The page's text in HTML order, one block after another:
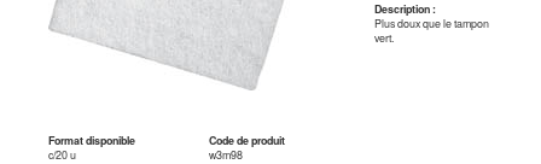
Format disponible
Code de produit
c/20 u
w3m98
Description :
Plus doux que le tampon
vert.